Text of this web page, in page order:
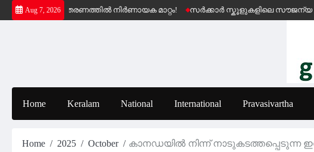
Skip
to
Aug 7, 2026
വിതരണത്തിൽ നിർണായക മാറ്റം! സർക്കാർ സ്കൂളുകളിലെ സൗജന്യ കെ-ഫോൺ
Home Keralam National International Pravasivartha
Home 2025 October കാനഡയിൽ നിന്ന് നാടുകടത്തപ്പെടുന്ന